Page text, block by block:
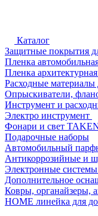
Каталог
Защитные покрытия
Пленка
Пленка
Расходные материалы
Опрыскиватели,
Инструмент и
Электро инструмент
Фонари и свет
Подарочные наборы
Автомобильный
Антикоррозийные и
Электронные
Дополнительное
Ковры, органайзеры,
HOME линейка для